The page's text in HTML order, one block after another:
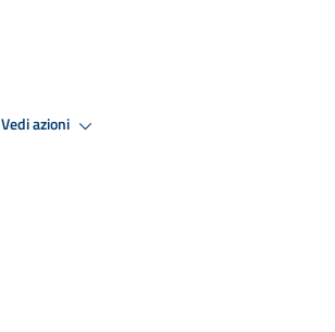
Vedi azioni